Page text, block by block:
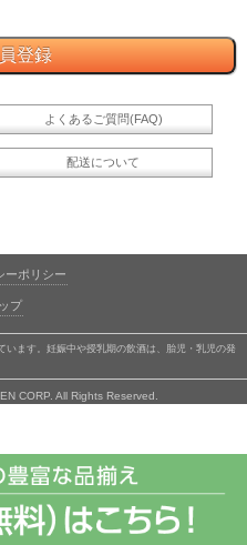
よくあるご質問(FAQ)
配送について
ーポリシー
プ
ます。妊娠中や授乳期の飲酒は、胎児・乳児の発
CORP. All Rights Reserved.